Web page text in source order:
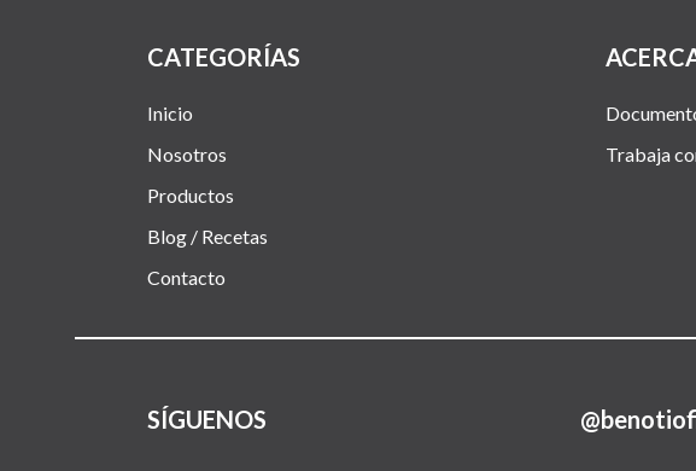
CATEGORÍAS
Inicio
Nosotros
Productos
Blog / Recetas
Contacto
Trabaja
SÍGUENOS